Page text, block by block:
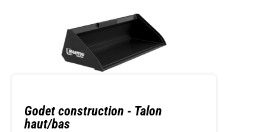
Godet construction - Talon
haut/bas